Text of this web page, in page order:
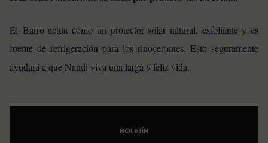
El Barro actúa como un protector solar natural, exfoliante y es
fuente de refrigeración para los rinocerontes. Esto seguramente
ayudará a que Nandi viva una larga y feliz vida.
BOLETÍN